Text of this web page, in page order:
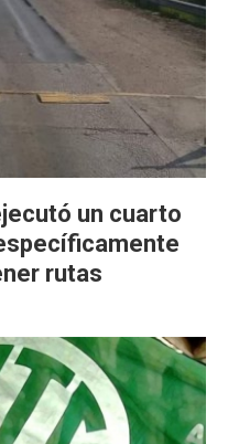
un cuarto
rutas